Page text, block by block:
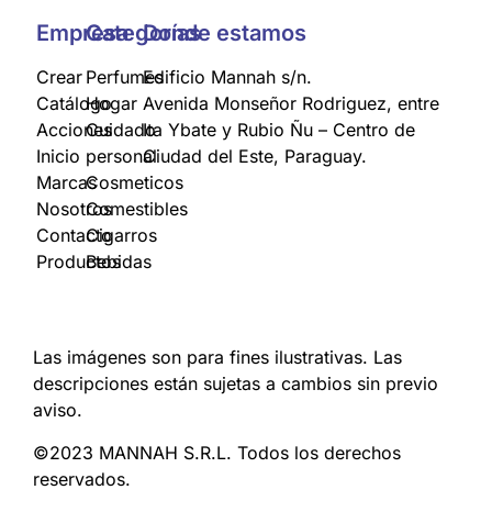
Empresa
Crear
Catálogo
Acciones
Inicio
Marcas
Nosotros
Contacto
Productos
Categorías
Perfumes
Hogar
Cuidado
personal
Cosmeticos
Comestibles
Cigarros
Bebidas
Donde estamos
Edificio Mannah s/n.
Avenida Monseñor Rodriguez, entre
Ita Ybate y Rubio Ñu – Centro de
Ciudad del Este, Paraguay.
Las imágenes son para fines ilustrativas. Las
descripciones están sujetas a cambios sin previo
aviso.
©2023 MANNAH S.R.L. Todos los derechos
reservados.